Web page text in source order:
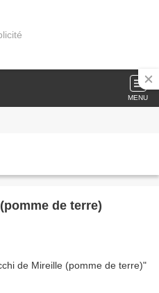
MENU
de terre)